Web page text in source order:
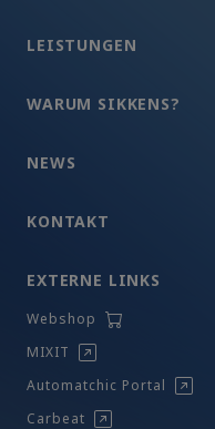
LEISTUNGEN
WARUM SIKKENS?
NEWS
KONTAKT
EXTERNE LINKS
Webshop
MIXIT
Automatchic Portal
Carbeat